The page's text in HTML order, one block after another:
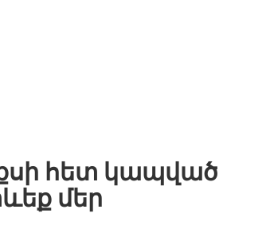
հետ կապված
մեր